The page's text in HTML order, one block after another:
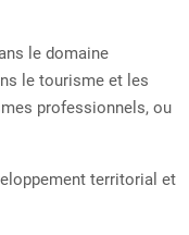
le domaine
le tourisme et les
professionnels, ou
territorial et